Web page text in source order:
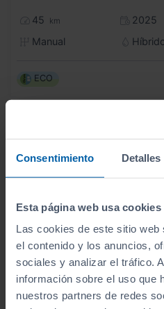
Consentimiento Detalles
Esta página web usa cookies
Las cookies de este sitio
el contenido y los anuncios,
sociales y analizar el tráfico.
información sobre el uso que
nuestros partners de redes
45 km
2025
Manual
ECO